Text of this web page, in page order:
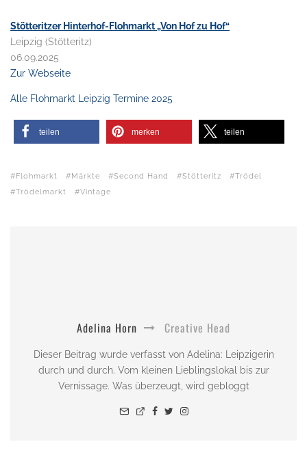
Stötteritzer Hinterhof-Flohmarkt „Von Hof zu Hof“
Leipzig (Stötteritz)
06.09.2025
Zur Webseite
Alle Flohmarkt Leipzig Termine 2025
teilen merken teilen
Flohmarkt Märkte Second Hand Stötteritz
Trödel
Trödelmarkt
Vintage
Adelina Horn Creative Head
Dieser Beitrag wurde verfasst von Adelina: Leipzigerin
durch und durch. Vom kleinen Lieblingslokal bis zur
Vernissage. Was überzeugt, wird gebloggt